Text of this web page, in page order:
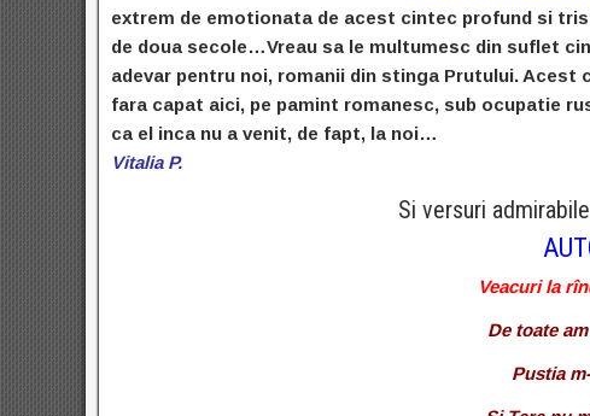
extrem de emotionata de acest cintec profund si
de doua secole…Vreau sa le multumesc din suflet
adevar pentru noi, romanii din stinga Prutului.
fara capat aici, pe pamint romanesc, sub ocupatie
ca el inca nu a venit, de fapt, la noi…
Vitalia P.
Si versuri
Veacuri la
De toate
Pustia